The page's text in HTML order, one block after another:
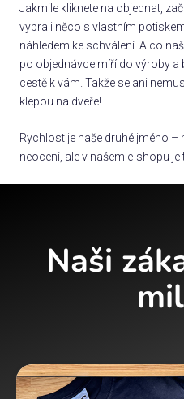
Jakmile kliknete na objednat,
vybrali něco s vlastním
náhledem ke schválení. A co
po objednávce míří do výroby a
cestě k vám. Takže se ani
klepou na dveře!
Rychlost je naše druhé jméno
neocení, ale v našem e-shopu je
Naši